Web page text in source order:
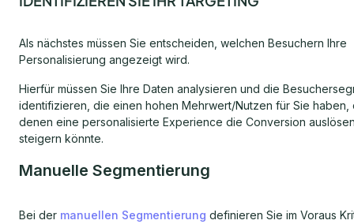
Als nächstes müssen Sie entscheiden, welchen Besuchern Ihre
Personalisierung angezeigt wird.
Hierfür müssen Sie Ihre Daten analysieren und die
identifizieren, die einen hohen Mehrwert/Nutzen für Sie haben,
denen eine personalisierte Experience die Conversion
steigern könnte.
Manuelle Segmentierung
Bei der manuellen Segmentierung definieren Sie im Voraus